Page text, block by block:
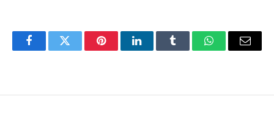
FacebookTwitter PinterestLinkedInTumblr WhatsAppEmail